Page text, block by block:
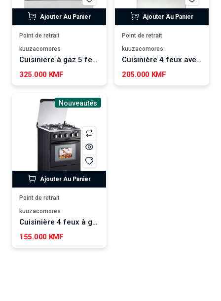
Ajouter Au Panier
Point de retrait
kuuzacomores
Cuisiniere à gaz 5 feux GEEPAS
325.000 KMF
Ajouter Au Panier
Point de retrait
kuuzacomores
Cuisinière 4 feux avec Four GEEPAS
205.000 KMF
Nouveautés
Ajouter Au Panier
Point de retrait
kuuzacomores
Cuisinière 4 feux à gaz avec four électrique de 52 L
155.000 KMF